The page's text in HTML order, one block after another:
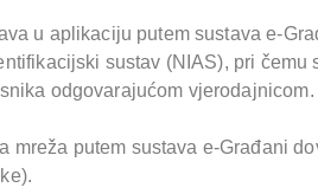
u aplikaciju putem sustava e-
sustav (NIAS), pri čemu
odgovarajućom
mreža putem sustava e-Građani